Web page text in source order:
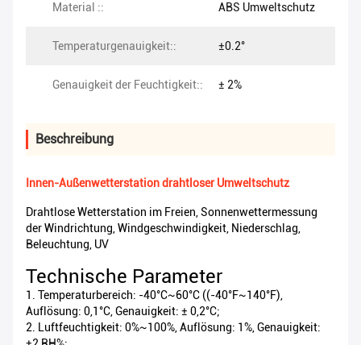
Material :: ABS Umweltschutz
Temperaturgenauigkeit:: ±0.2°
Genauigkeit der Feuchtigkeit:: ± 2%
Beschreibung
Innen-Außenwetterstation drahtloser Umweltschutz
Drahtlose Wetterstation im Freien, Sonnenwettermessung
der Windrichtung, Windgeschwindigkeit, Niederschlag,
Beleuchtung, UV
Technische Parameter
1. Temperaturbereich: -40°C~60°C ((-40°F~140°F),
Auflösung: 0,1°C, Genauigkeit: ± 0,2°C;
2. Luftfeuchtigkeit: 0%~100%, Auflösung: 1%, Genauigkeit: